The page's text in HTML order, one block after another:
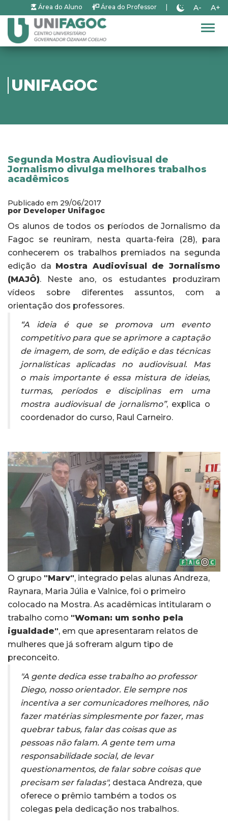
Área do Aluno Área do Professor A- A+
UNIFAGOC
Segunda Mostra Audiovisual de
Jornalismo divulga melhores trabalhos
acadêmicos
Publicado em 29/06/2017
por Developer Unifagoc
Os alunos de todos os períodos de Jornalismo da
Fagoc se reuniram, nesta quarta-feira (28), para
conhecerem os trabalhos premiados na segunda
edição da Mostra Audiovisual de Jornalismo
(MAJÔ). Neste ano, os estudantes produziram
vídeos sobre diferentes assuntos, com a
orientação dos professores.
“A ideia é que se promova um evento
competitivo para que se aprimore a captação
de imagem, de som, de edição e das técnicas
jornalísticas aplicadas no audiovisual. Mas
o mais importante é essa mistura de ideias,
turmas, períodos e disciplinas em uma
mostra audiovisual de jornalismo”, explica o
coordenador do curso, Raul Carneiro.
O grupo "Marv", integrado pelas alunas Andreza,
Raynara, Maria Júlia e Valnice, foi o primeiro
colocado na Mostra. As acadêmicas intitularam o
trabalho como "Woman: um sonho pela
igualdade", em que apresentaram relatos de
mulheres que já sofreram algum tipo de
preconceito.
"A gente dedica esse trabalho ao professor
Diego, nosso orientador. Ele sempre nos
incentiva a ser comunicadores melhores, não
fazer matérias simplesmente por fazer, mas
quebrar tabus, falar das coisas que as
pessoas não falam. A gente tem uma
responsabilidade social, de levar
questionamentos, de falar sobre coisas que
precisam ser faladas", destaca Andreza, que
oferece o prêmio também a todos os
colegas pela dedicação nos trabalhos.